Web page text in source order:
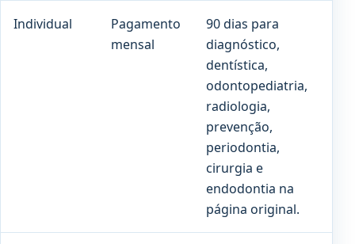
Individual
Pagamento
mensal
90 dias para
diagnóstico,
dentística,
odontopediatria,
radiologia,
prevenção,
periodontia,
cirurgia e
endodontia na
página original.